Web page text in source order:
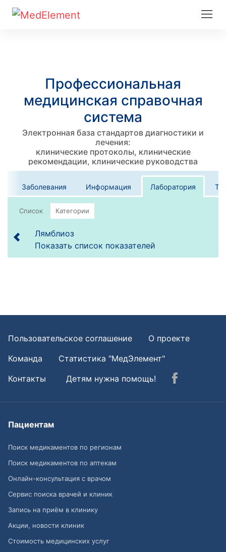
Профессиональная
медицинская справочная
система
Электронная база стандартов диагностики и
лечения:
клинические протоколы, клинические
рекомендации, клинические руководства
Заболевания Информация Лаборатория
Список Категории
Лямблиоз
Показать список показателей
Пользовательское соглашение
О проекте
Команда
Статистика "МедЭлемент"
Контакты
Детям нужна помощь!
Пациентам
Поиск медикаментов по регионам
Поиск медикаментов по аптекам
Онлайн-консультация с врачом
Сервис поиска врачей и клиник
Запись на приём в клинику
Акции, новости клиник
Стоимость медицинских услуг